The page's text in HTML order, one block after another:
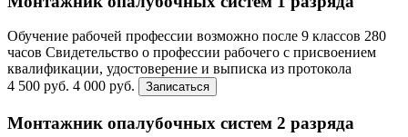
Обучение рабочей профессии возможно после 9 классов 280
часов Свидетельство о профессии рабочего с присвоением
квалификации, удостоверение и выписка из протокола
4 500 руб. 4 000 руб. Записаться
Монтажник опалубочных систем 2 разряда